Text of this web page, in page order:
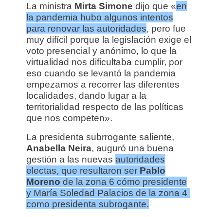
La ministra Mirta Simone dijo que «en
la pandemia hubo algunos intentos
para renovar las autoridades, pero fue
muy difícil porque la legislación exige el
voto presencial y anónimo, lo que la
virtualidad nos dificultaba cumplir, por
eso cuando se levantó la pandemia
empezamos a recorrer las diferentes
localidades, dando lugar a la
territorialidad respecto de las políticas
que nos competen».
La presidenta subrrogante saliente,
Anabella Neira, auguró una buena
gestión a las nuevas autoridades
electas, que resultaron ser Pablo
Moreno de la zona 6 cómo presidente
y María Soledad Palacios de la zona 4
como presidenta subrogante.